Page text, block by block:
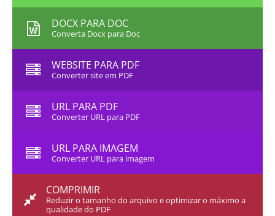
DOCX PARA DOC
Converta Docx para Doc
WEBSITE PARA PDF
Converter site em PDF
URL PARA PDF
Converter URL para PDF
URL PARA IMAGEM
Converter URL para imagem
COMPRIMIR
Reduzir o tamanho do arquivo e optimizar o máximo a
qualidade do PDF